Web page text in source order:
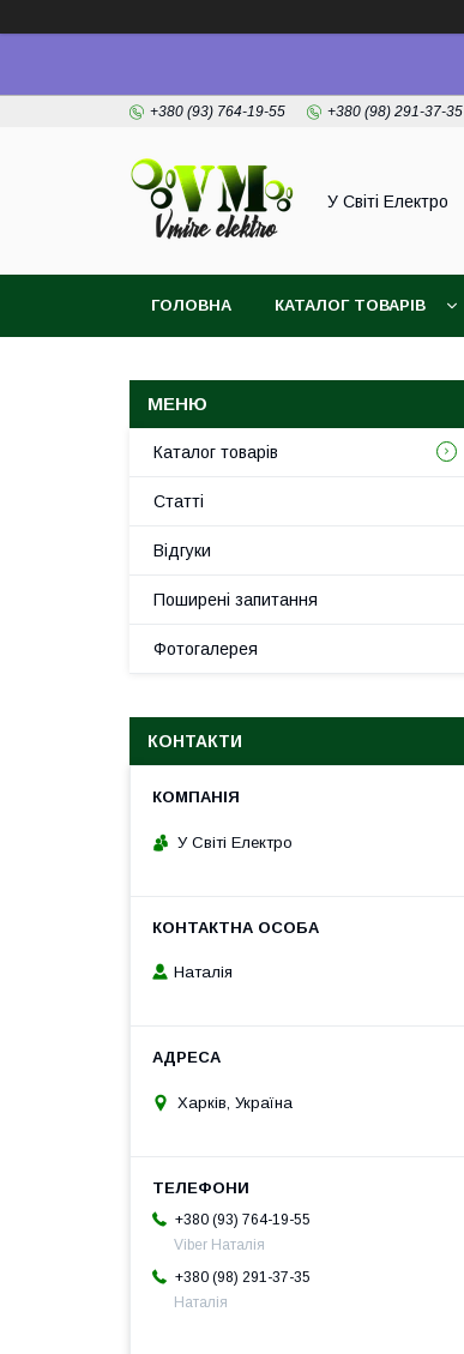
+380 (93) 764-19-55 +380 (98) 291-37-35
У Світі Електро
ГОЛОВНА КАТАЛОГ ТОВАРІВ
Каталог товарів
Статті
Відгуки
Поширені запитання
Фотогалерея
КОНТАКТИ
У Світі Електро
Наталія
Харків, Україна
+380 (93) 764-19-55
Viber Наталія
+380 (98) 291-37-35
Наталія